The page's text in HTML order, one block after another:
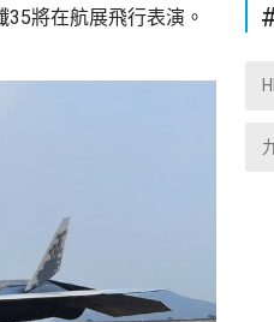
將在航展飛行表演。